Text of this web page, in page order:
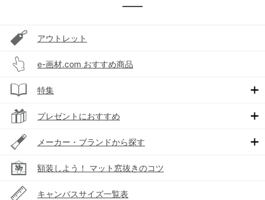
アウトレット
e-画材.com おすすめ商品
特集
プレゼントにおすすめ
メーカー・ブランドから探す
額装しよう！ マット窓抜きのコツ
キャンバスサイズ一覧表